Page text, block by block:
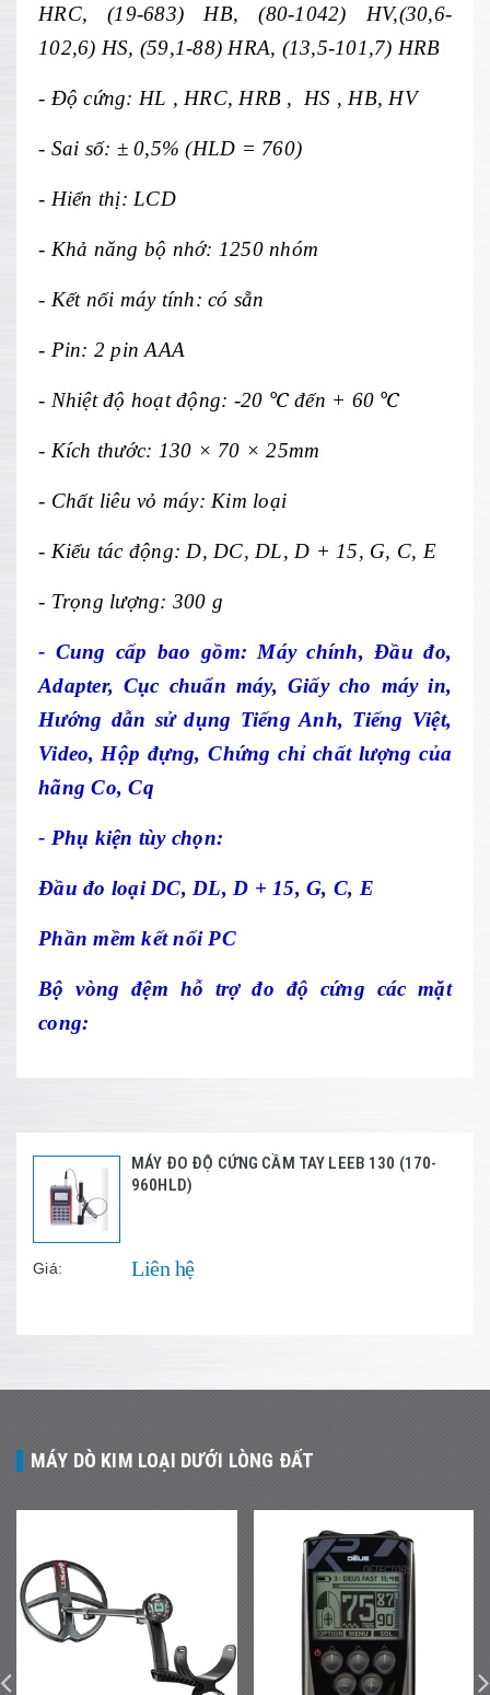
HRC, (19-683) HB, (80-1042) HV,(30,6-
102,6) HS, (59,1-88) HRA, (13,5-101,7) HRB
- Độ cứng: HL , HRC, HRB , HS , HB, HV
- Sai số: ± 0,5% (HLD = 760)
- Hiển thị: LCD
- Khả năng bộ nhớ: 1250 nhóm
- Kết nối máy tính: có sẵn
- Pin: 2 pin AAA
- Nhiệt độ hoạt động: -20 ℃đến + 60 ℃
- Kích thước: 130 × 70 × 25mm
- Chất liêu vỏ máy: Kim loại
- Kiểu tác động: D, DC, DL, D + 15, G, C, E
- Trọng lượng: 300 g
- Cung cấp bao gồm: Máy chính, Đầu đo,
Adapter, Cục chuẩn máy, Giấy cho máy in,
Hướng dẫn sử dụng Tiếng Anh, Tiếng Việt,
Video, Hộp đựng, Chứng chỉ chất lượng của
hãng Co, Cq
- Phụ kiện tùy chọn:
Đầu đo loại DC, DL, D + 15, G, C, E
Phần mềm kết nối PC
Bộ vòng đệm hỗ trợ đo độ cứng các mặt
cong:
MÁY ĐO ĐỘ CỨNG CẦM TAY LEEB 130 (170-
960HLD)
Giá: Liên hệ
MÁY DÒ KIM LOẠI DƯỚI LÒNG ĐẤT